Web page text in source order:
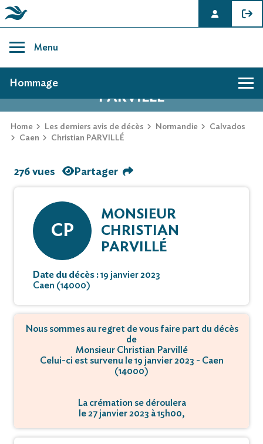
content
Menu
AVIS DE DÉCÈS DE CHRISTIAN
PARVILLÉ
Home Les derniers avis de décès Normandie
Calvados
Caen
Christian PARVILLÉ
Hommage
276 vues Partager
CP
MONSIEUR
CHRISTIAN
PARVILLÉ
Date du décès :19 janvier 2023
Caen (14000)
Nous sommes au regret de vous faire part du décès
de
Monsieur Christian Parvillé
Celui-ci est survenu le 19 janvier 2023 - Caen
(14000)
La crémation se déroulera
le 27 janvier 2023 à 15h00,